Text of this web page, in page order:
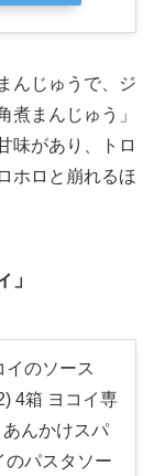
んじゅうで、ジ
煮まんじゅう」
味があり、トロ
ホロと崩れるほ
イのソース
4箱 ヨコイ専
んかけスパ
のパスタソー